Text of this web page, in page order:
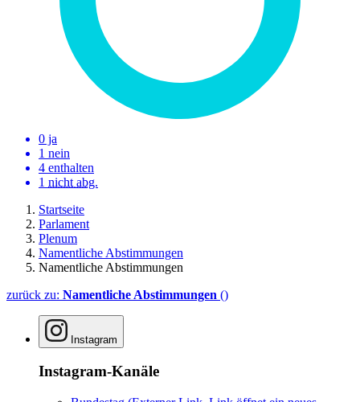
0 ja
1 nein
4 enthalten
1 nicht abg.
Startseite
Parlament
Plenum
Namentliche Abstimmungen
Namentliche Abstimmungen
zurück zu: Namentliche Abstimmungen ()
Instagram
Instagram-Kanäle